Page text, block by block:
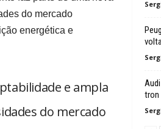
do mercado
energética e
e ampla
do mercado
tron